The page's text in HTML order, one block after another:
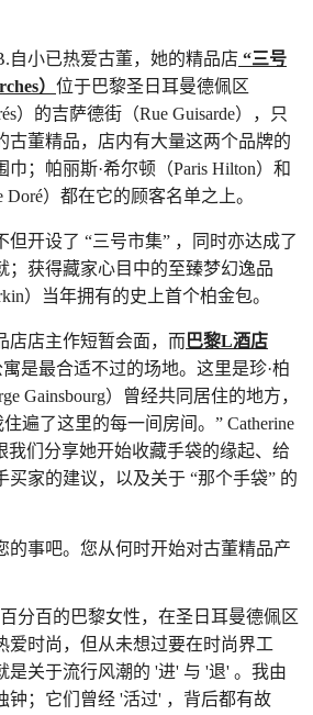
自小已热爱古董，她的精品店 “三号
） 位于巴黎圣日耳曼德佩区
）的吉萨德街（Rue Guisarde），只
古董精品，店内有大量这两个品牌的
；帕丽斯·希尔顿（Paris Hilton）和
Doré）都在它的顾客名单之上。
但开设了 “三号市集” ，同时亦达成了
；获得藏家心目中的至臻梦幻逸品
）当年拥有的史上首个柏金包。
店店主作短暂会面，而 巴黎L酒店
寓是最合适不过的场地。这里是珍·柏
Gainsbourg）曾经共同居住的地方，
遍了这里的每一间房间。” Catherine
我们分享她开始收藏手袋的缘起、给
买家的建议，以及关于 “那个手袋” 的
的事吧。您从何时开始对古董精品产
百分百的巴黎女性，在圣日耳曼德佩区
爱时尚，但从未想过要在时尚界工
是关于流行风潮的 '进' 与 '退' 。我由
钟；它们曾经 '活过' ，背后都有故